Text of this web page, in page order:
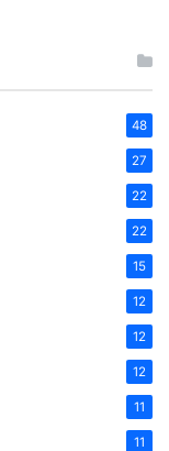
48
27
22
22
15
12
12
12
11
11